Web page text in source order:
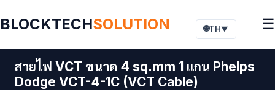
BLOCKTECHSOLUTION 🌐TH ▼ ☰
สายไฟ VCT ขนาด 4 sq.mm 1 แกน Phelps
Dodge VCT-4-1C (VCT Cable)